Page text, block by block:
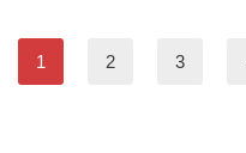
1 2 3